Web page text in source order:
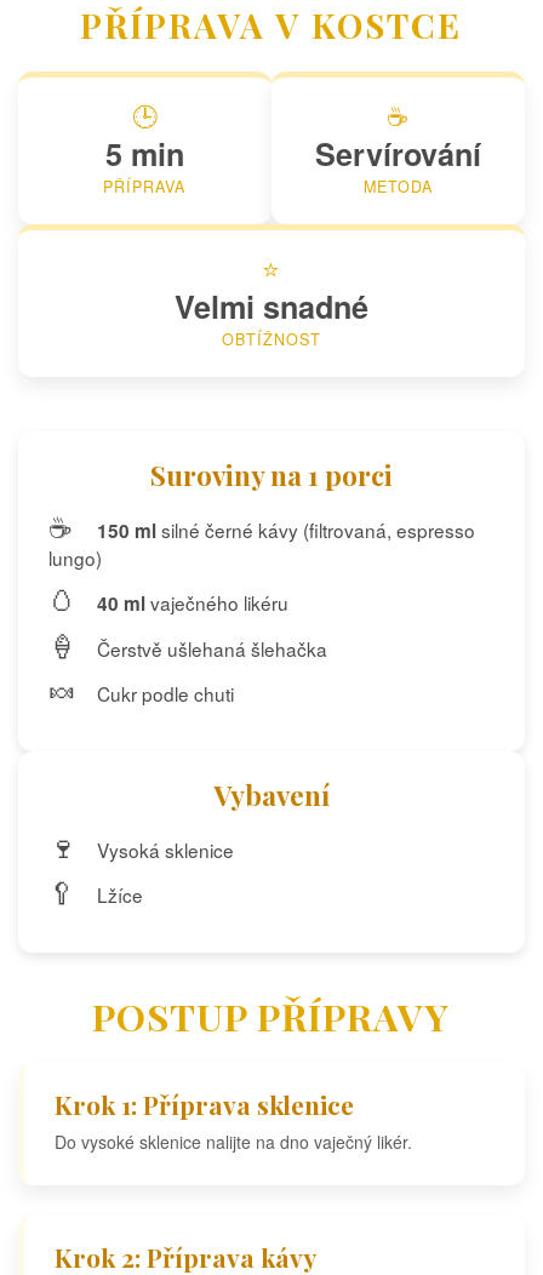
PŘÍPRAVA V KOSTCE
🕒
5 min
PŘÍPRAVA
☕
Servírování
METODA
⭐
Velmi snadné
OBTÍŽNOST
Suroviny na 1 porci
☕ 150 mlsilné černé kávy (filtrovaná, espresso
lungo)
🥚 40 mlvaječného likéru
🍦 Čerstvě ušlehaná šlehačka
🍬 Cukr podle chuti
Vybavení
🍷 Vysoká sklenice
🥄 Lžíce
POSTUP PŘÍPRAVY
Krok 1: Příprava sklenice
Do vysoké sklenice nalijte na dno vaječný likér.
Krok 2: Příprava kávy